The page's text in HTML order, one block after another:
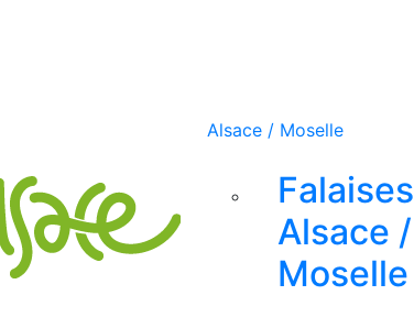
Alsace / Moselle
Falaises
Alsace /
Moselle